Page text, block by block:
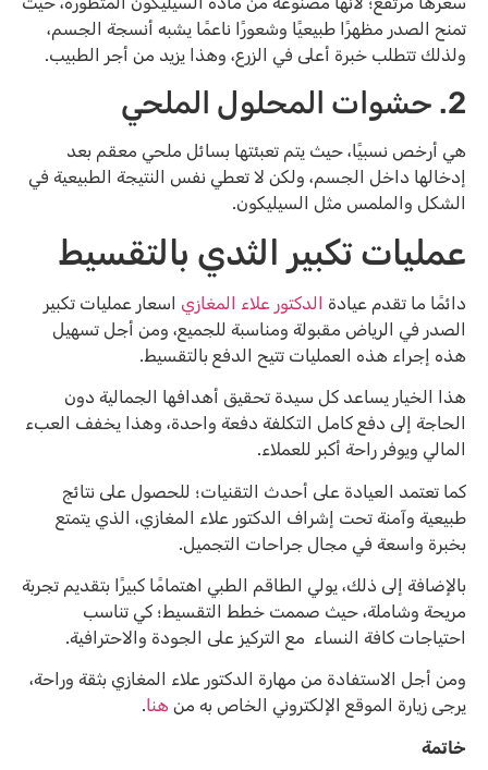
تمنح الصدر مظهرًا طبيعيًا وشعورًا ناعمًا يشبه أنسجة الجسم،
ولذلك تتطلب خبرة أعلى في الزرع، وهذا يزيد من أجر الطبيب.
2. حشوات المحلول الملحي
هي أرخص نسبيًا، حيث يتم تعبئتها بسائل ملحي معقم بعد
إدخالها داخل الجسم، ولكن لا تعطي نفس النتيجة الطبيعية في
الشكل والملمس مثل السيليكون.
عمليات تكبير الثدي بالتقسيط
دائمًا ما تقدم عيادة الدكتور علاء المغازي اسعار عمليات تكبير
الصدر في الرياض مقبولة ومناسبة للجميع، ومن أجل تسهيل
هذه إجراء هذه العمليات تتيح الدفع بالتقسيط.
هذا الخيار يساعد كل سيدة تحقيق أهدافها الجمالية دون
الحاجة إلى دفع كامل التكلفة دفعة واحدة، وهذا يخفف العبء
المالي ويوفر راحة أكبر للعملاء.
كما تعتمد العيادة على أحدث التقنيات؛ للحصول على نتائج
طبيعية وآمنة تحت إشراف الدكتور علاء المغازي، الذي يتمتع
بخبرة واسعة في مجال جراحات التجميل.
بالإضافة إلى ذلك، يولي الطاقم الطبي اهتمامًا كبيرًا بتقديم تجربة
مريحة وشاملة، حيث صممت خطط التقسيط؛ كي تناسب
احتياجات كافة النساء مع التركيز على الجودة والاحترافية.
ومن أجل الاستفادة من مهارة الدكتور علاء المغازي بثقة وراحة،
يرجى زيارة الموقع الإلكتروني الخاص به من هنا.
خاتمة